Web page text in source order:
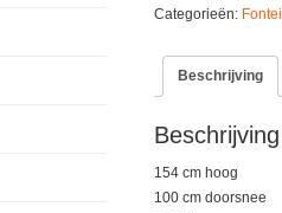
Categorieën:
Beschrijving
Beschrijving
154 cm hoog
100 cm doorsnee